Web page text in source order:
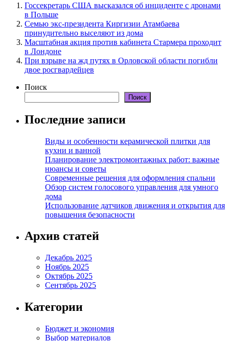
Госсекретарь США высказался об инциденте с дронами
в Польше
Семью экс-президента Киргизии Атамбаева
принудительно выселяют из дома
Масштабная акция против кабинета Стармера проходит
в Лондоне
При взрыве на жд путях в Орловской области погибли
двое росгвардейцев
Поиск
Поиск
Последние записи
Виды и особенности керамической плитки для
кухни и ванной
Планирование электромонтажных работ: важные
нюансы и советы
Современные решения для оформления спальни
Обзор систем голосового управления для умного
дома
Использование датчиков движения и открытия для
повышения безопасности
Архив статей
Декабрь 2025
Ноябрь 2025
Октябрь 2025
Сентябрь 2025
Категории
Бюджет и экономия
Выбор материалов